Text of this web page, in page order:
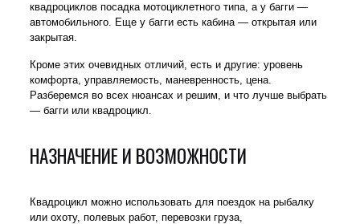
квадроциклов посадка мотоциклетного типа, а у багги —
автомобильного. Еще у багги есть кабина — открытая или
закрытая.
Кроме этих очевидных отличий, есть и другие: уровень
комфорта, управляемость, маневренность, цена.
Разберемся во всех нюансах и решим, и что лучше выбрать
— багги или квадроцикл.
НАЗНАЧЕНИЕ И ВОЗМОЖНОСТИ
Квадроцикл можно использовать для поездок на рыбалку
или охоту, полевых работ, перевозки груза,